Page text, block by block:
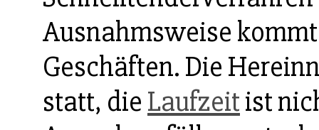
Ausnahmsweise
Geschäften. Die
statt, die Laufzeitist